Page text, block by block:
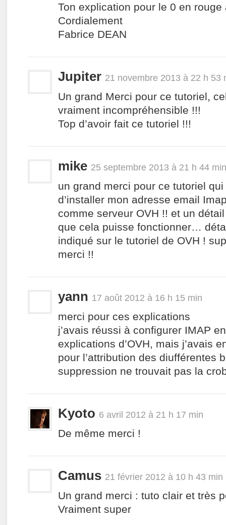
Ton explication pour le 0 en
Cordialement
Fabrice DEAN
Jupiter 21 novembre 2013 à 22 h 53
Un grand Merci pour ce tutoriel,
vraiment incompréhensible !!!
Top d’avoir fait ce tutoriel !!!
mike 25 septembre 2013 à 21 h 44 min
un grand merci pour ce tutoriel qui
d’installer mon adresse email
comme serveur OVH !! et un
que cela puisse fonctionner…
indiqué sur le tutoriel de OVH !
merci !!
yann 17 août 2012 à 16 h 15 min
merci pour ces explications
j’avais réussi à configurer IMAP
explications d’OVH, mais j’avais
pour l’attribution des diufférentes
suppression ne trouvait pas la
Kyoto 6 avril 2012 à 21 h 17 min
De même merci !
Camus 21 février 2012 à 10 h 43 min
Un grand merci : tuto clair et très
Vraiment super